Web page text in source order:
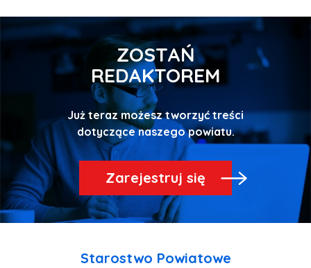
ZOSTAŃ
REDAKTOREM
Już teraz możesz tworzyć treści
dotyczące naszego powiatu.
Zarejestruj się
Starostwo Powiatowe